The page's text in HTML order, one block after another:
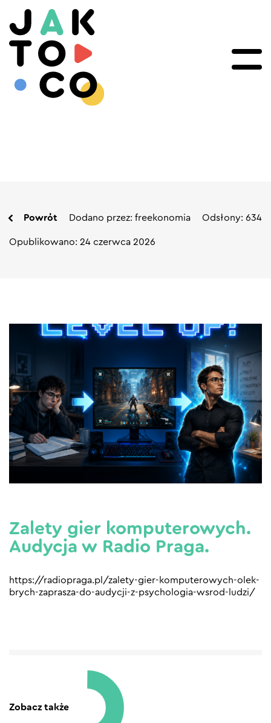
Powrót Dodano przez: freekonomia Odsłony: 634
Opublikowano: 24 czerwca 2026
Zalety gier komputerowych.
Audycja w Radio Praga.
https://radiopraga.pl/zalety-gier-komputerowych-olek-
brych-zaprasza-do-audycji-z-psychologia-wsrod-ludzi/
Zobacz także